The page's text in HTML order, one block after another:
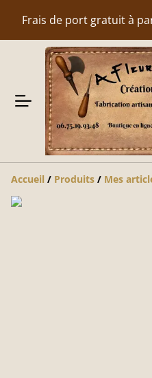
Frais de port gratuit à
Accueil / Produits / Mes